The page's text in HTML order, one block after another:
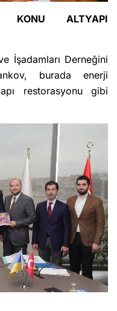
KONU ALTYAPI
İşadamları Derneğini
burada enerji
restorasyonu gibi